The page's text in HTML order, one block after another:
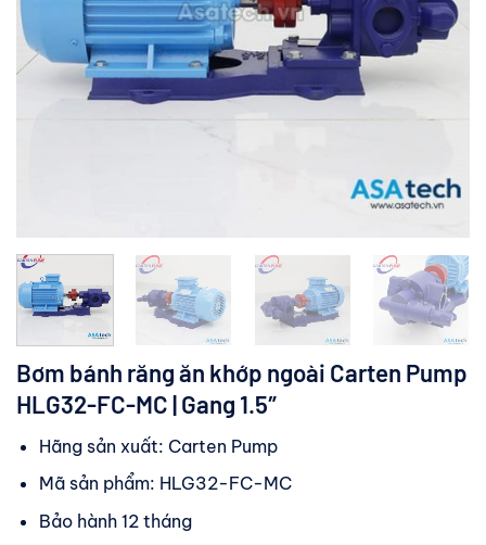
Bơm bánh răng ăn khớp ngoài Carten Pump
HLG32-FC-MC | Gang 1.5″
Hãng sản xuất: Carten Pump
Mã sản phẩm: HLG32-FC-MC
Bảo hành 12 tháng